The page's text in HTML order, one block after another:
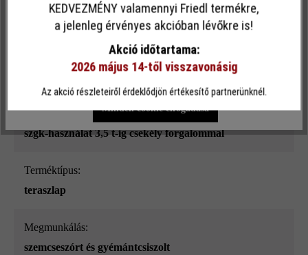
Terhelhetőség:
szgk-használat 3,5 t-ig csekély forgalommal
Terméktípus:
teraszlap
megmunkálás:
szemcseszórt és gyémántcsiszolt
Ez a webhely cookie-kat használ, hogy a lehető legjobb
funkcionalitást kínálja Önnek...További információ
Csak funkcionális cookie elfogadása
Minden cookie elfogadása
KEDVEZMÉNY valamennyi Friedl termékre,
a jelenleg érvényes akcióban lévőkre is!
Akció időtartama:
2026 május 14-től visszavonásig
Az akció részleteiről érdeklődjön értékesítő partnerünknél.